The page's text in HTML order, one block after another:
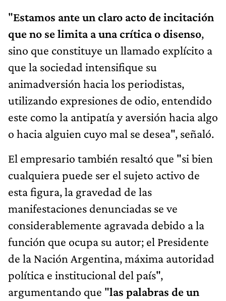
"Estamos ante un claro acto de incitación
que no se limita a una crítica o disenso,
sino que constituye un llamado explícito a
que la sociedad intensifique su
animadversión hacia los periodistas,
utilizando expresiones de odio, entendido
este como la antipatía y aversión hacia algo
o hacia alguien cuyo mal se desea", señaló.
El empresario también resaltó que "si bien
cualquiera puede ser el sujeto activo de
esta figura, la gravedad de las
manifestaciones denunciadas se ve
considerablemente agravada debido a la
función que ocupa su autor; el Presidente
de la Nación Argentina, máxima autoridad
política e institucional del país",
argumentando que "las palabras de un